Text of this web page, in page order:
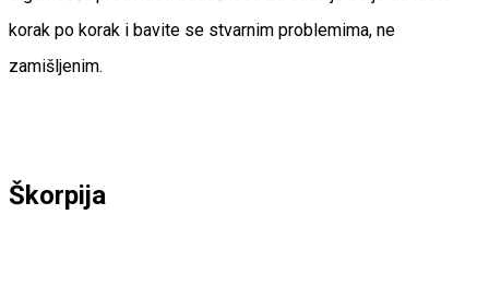
korak po korak i bavite se stvarnim problemima, ne
zamišljenim.
Škorpija